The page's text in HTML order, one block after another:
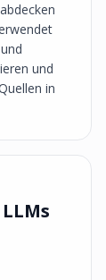
und
in